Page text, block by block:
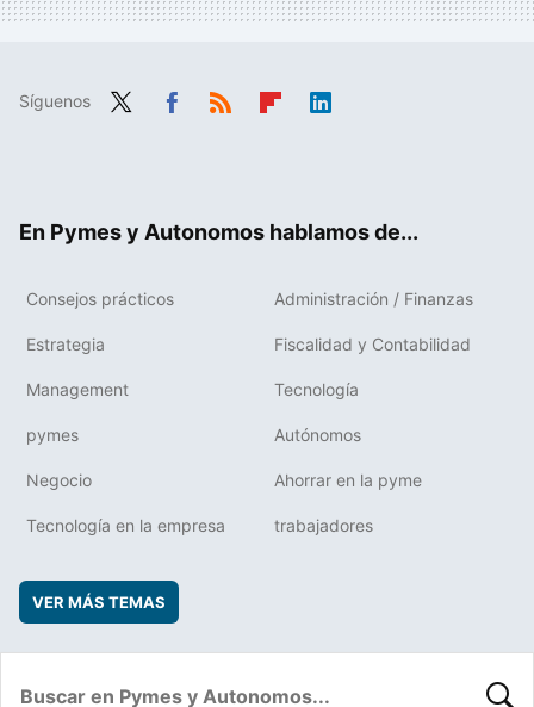
Síguenos
En Pymes y Autonomos hablamos de...
Consejos prácticos Administración / Finanzas
Estrategia Fiscalidad y Contabilidad
Management Tecnología
pymes Autónomos
Negocio Ahorrar en la pyme
Tecnología en la empresa trabajadores
VER MÁS TEMAS